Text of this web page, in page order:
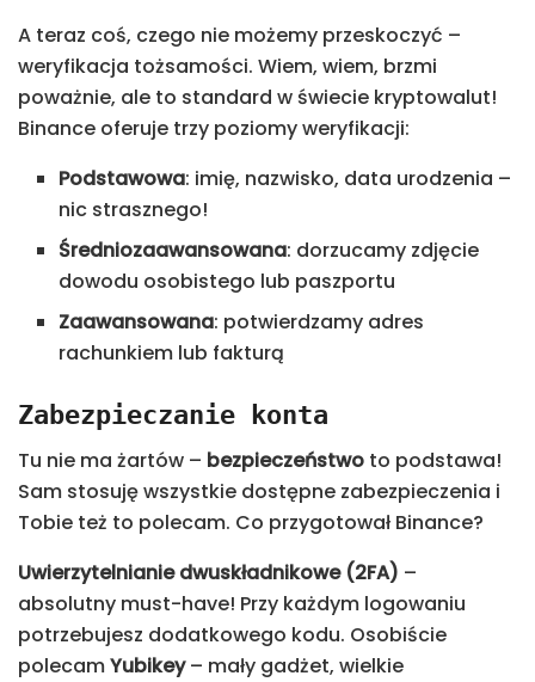
A teraz coś, czego nie możemy przeskoczyć –
weryfikacja tożsamości. Wiem, wiem, brzmi
poważnie, ale to standard w świecie kryptowalut!
Binance oferuje trzy poziomy weryfikacji:
Podstawowa: imię, nazwisko, data urodzenia –
nic strasznego!
Średniozaawansowana: dorzucamy zdjęcie
dowodu osobistego lub paszportu
Zaawansowana: potwierdzamy adres
rachunkiem lub fakturą
Zabezpieczanie konta
Tu nie ma żartów – bezpieczeństwo to podstawa!
Sam stosuję wszystkie dostępne zabezpieczenia i
Tobie też to polecam. Co przygotował Binance?
Uwierzytelnianie dwuskładnikowe (2FA) –
absolutny must-have! Przy każdym logowaniu
potrzebujesz dodatkowego kodu. Osobiście
polecamYubikey– mały gadżet, wielkie